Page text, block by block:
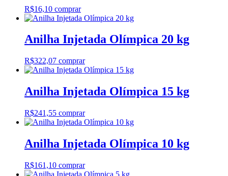
R$16,10 comprar
Anilha Injetada Olímpica 20 kg
R$322,07 comprar
Anilha Injetada Olímpica 15 kg
R$241,55 comprar
Anilha Injetada Olímpica 10 kg
R$161,10 comprar